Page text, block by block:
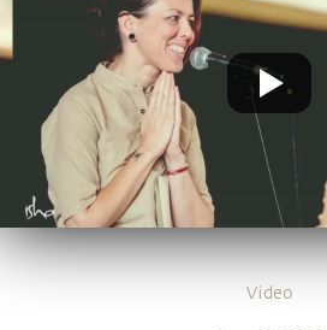
Video